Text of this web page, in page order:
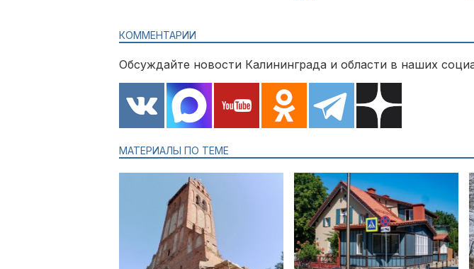
КОММЕНТАРИИ
Обсуждайте новости Калининграда и области в наших
МАТЕРИАЛЫ ПО ТЕМЕ